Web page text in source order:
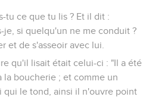
tu ce que tu lis ? Et il dit :
je, si quelqu'un ne me conduit ?
et de s'asseoir avec lui.
qu'il lisait était celui-ci : "Il a été
la boucherie ; et comme un
qui le tond, ainsi il n'ouvre point